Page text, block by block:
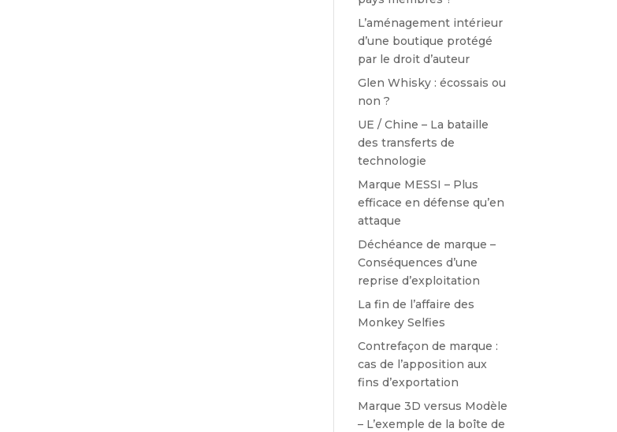
L’aménagement intérieur
d’une boutique protégé
par le droit d’auteur
Glen Whisky : écossais ou
non ?
UE / Chine – La bataille
des transferts de
technologie
Marque MESSI – Plus
efficace en défense qu’en
attaque
Déchéance de marque –
Conséquences d’une
reprise d’exploitation
La fin de l’affaire des
Monkey Selfies
Contrefaçon de marque :
cas de l’apposition aux
fins d’exportation
Marque 3D versus Modèle
– L’exemple de la boîte de